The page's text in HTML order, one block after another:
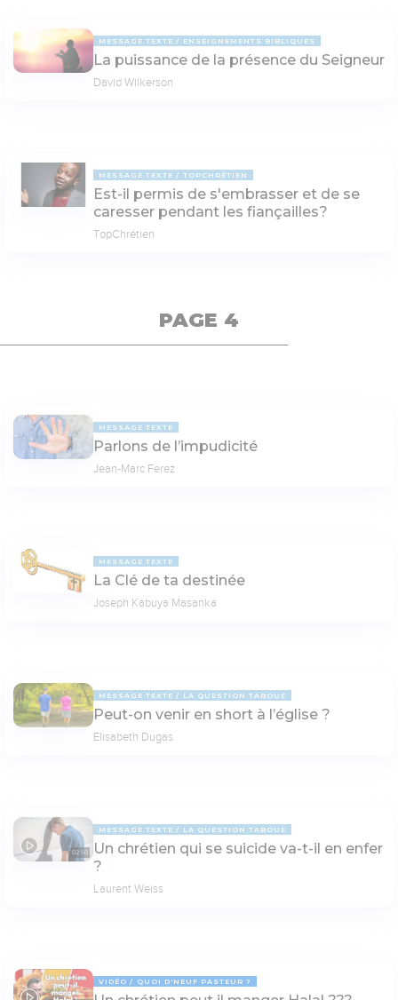
MESSAGE TEXTE ENSEIGNEMENTS BIBLIQUES
La puissance de la présence du Seigneur
David Wilkerson
MESSAGE TEXTE TOPCHRÉTIEN
Est-il permis de s'embrasser et de se
caresser pendant les fiançailles?
TopChrétien
PAGE 4
MESSAGE TEXTE
Parlons de l’impudicité
Jean-Marc Ferez
MESSAGE TEXTE
La Clé de ta destinée
Joseph Kabuya Masanka
MESSAGE TEXTE LA QUESTION TABOUE
Peut-on venir en short à l’église ?
Elisabeth Dugas
02:50
MESSAGE TEXTE LA QUESTION TABOUE
Un chrétien qui se suicide va-t-il en enfer
?
Laurent Weiss
VIDÉO QUOI D'NEUF PASTEUR ?